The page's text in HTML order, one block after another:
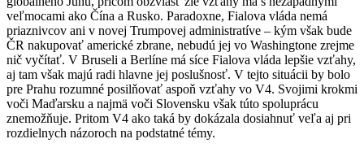
veľmocami ako Čína a Rusko. Paradoxne, Fialova vláda nemá
priaznivcov ani v novej Trumpovej administratíve – kým však bude
ČR nakupovať americké zbrane, nebudú jej vo Washingtone zrejme
nič vyčítať. V Bruseli a Berlíne má síce Fialova vláda lepšie vzťahy,
aj tam však majú radi hlavne jej poslušnosť. V tejto situácii by bolo
pre Prahu rozumné posilňovať aspoň vzťahy vo V4. Svojimi krokmi
voči Maďarsku a najmä voči Slovensku však túto spoluprácu
znemožňuje. Pritom V4 ako taká by dokázala dosiahnuť veľa aj pri
rozdielnych názoroch na podstatné témy.